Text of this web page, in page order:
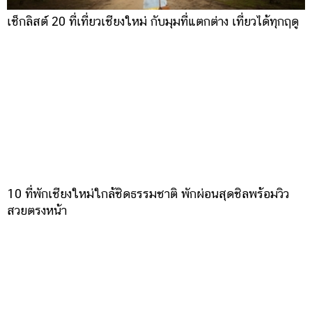
เช็กลิสต์ 20 ที่เที่ยวเชียงใหม่ กับมุมที่แตกต่าง เที่ยวได้ทุกฤดู
10 ที่พักเชียงใหม่ใกล้ชิดธรรมชาติ พักผ่อนสุดชิลพร้อมวิว
สวยตรงหน้า